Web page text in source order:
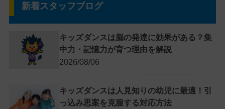
新着スタッフブログ
キッズダンスは脳の発達に効果がある？集
中力・記憶力が育つ理由を解説
2026/08/06
キッズダンスは人見知りの幼児に最適！引
っ込み思案を克服する対応方法